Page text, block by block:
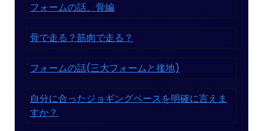
フォームの話、骨編
骨で走る？筋肉で走る？
フォームの話(三大フォームと接地)
自分に合ったジョギングペースを明確に言えま
すか？